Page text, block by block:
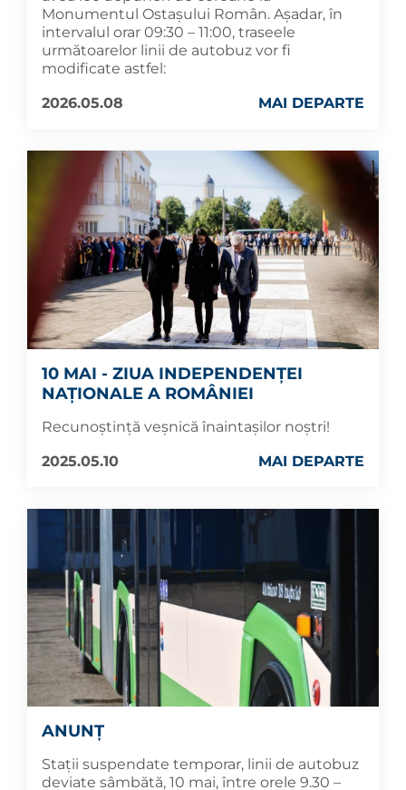
Monumentul Ostașului Român. Așadar, în
intervalul orar 09:30 – 11:00, traseele
următoarelor linii de autobuz vor fi
modificate astfel:
2026.05.08
MAI DEPARTE
10 MAI - ZIUA INDEPENDENȚEI
NAȚIONALE A ROMÂNIEI
Recunoștință veșnică înaintașilor noștri!
2025.05.10
MAI DEPARTE
ANUNȚ
Stații suspendate temporar, linii de autobuz
deviate sâmbătă, 10 mai, între orele 9.30 –